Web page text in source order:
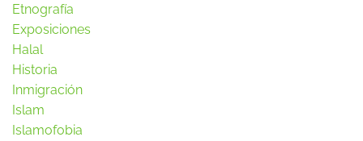
Etnografía
Exposiciones
Halal
Historia
Inmigración
Islam
Islamofobia